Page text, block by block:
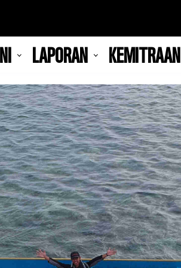
LAPORAN KEMITRAAN